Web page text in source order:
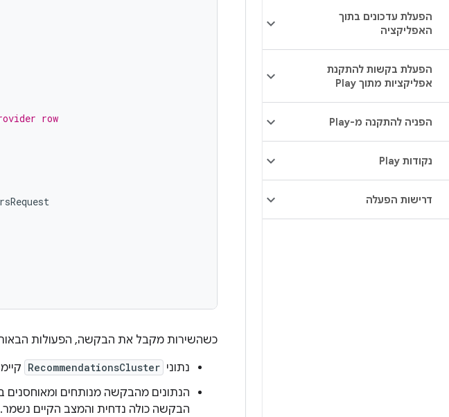
הפעלת עדכונים בתוך
האפליקציה
הפעלת בקשות להתקנת
אפליקציות מתוך Play
הפניה להתקנה מ-Play
נקודות Play
דרישות הפעלה
row
כשהשירות מקבל את הבקשה, הפעולות
נתוני RecommendationsCluster
הנתונים מהבקשה מנותחים ומאוחסנים
הבקשה כולה נדחית והמצב הקיים נשמר.